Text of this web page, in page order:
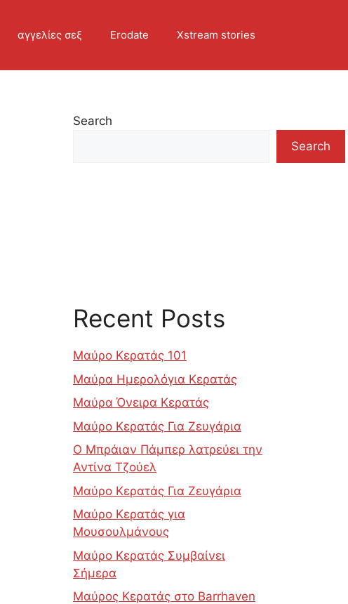
αγγελίες σεξ Erodate Xstream stories
Search
Search
Recent Posts
Μαύρο Κερατάς 101
Μαύρα Ημερολόγια Κερατάς
Μαύρα Όνειρα Κερατάς
Μαύρο Κερατάς Για Ζευγάρια
Ο Μπράιαν Πάμπερ λατρεύει την
Αντίνα Τζούελ
Μαύρο Κερατάς Για Ζευγάρια
Μαύρο Κερατάς για
Μουσουλμάνους
Μαύρο Κερατάς Συμβαίνει
Σήμερα
Μαύρος Κερατάς στο Barrhaven